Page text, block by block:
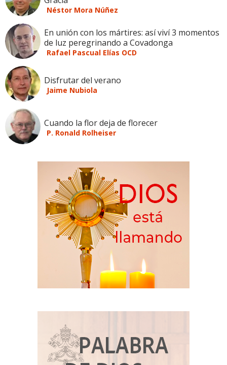
Néstor Mora Núñez
En unión con los mártires: así viví 3 momentos
de luz peregrinando a Covadonga
Rafael Pascual Elías OCD
Disfrutar del verano
Jaime Nubiola
Cuando la flor deja de florecer
P. Ronald Rolheiser